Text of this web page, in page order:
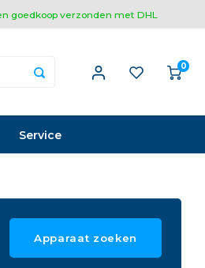
goedkoop verzonden met DHL
0
Service
Apparaat zoeken